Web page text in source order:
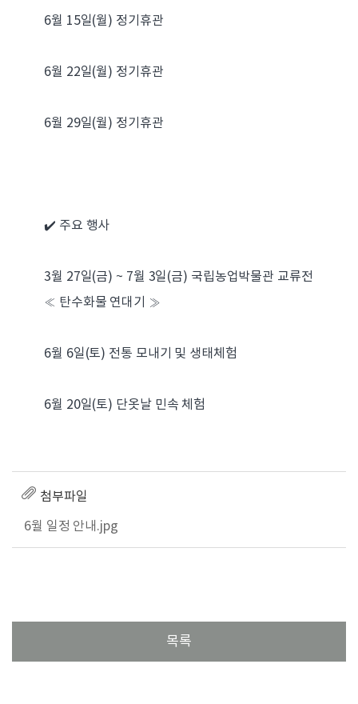
6월 15일(월) 정기휴관
6월 22일(월) 정기휴관
6월 29일(월) 정기휴관
✔️ 주요 행사
3월 27일(금) ~ 7월 3일(금) 국립농업박물관 교류전
≪ 탄수화물 연대기 ≫
6월 6일(토) 전통 모내기 및 생태체험
6월 20일(토) 단옷날 민속 체험
첨부파일
6월 일정 안내.jpg